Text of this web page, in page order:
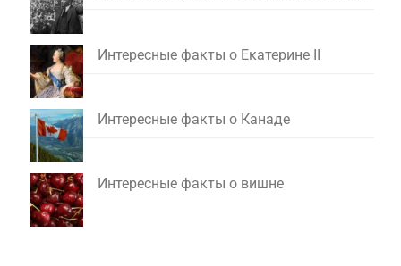
Интересные факты о Екатерине II
Интересные факты о Канаде
Интересные факты о вишне